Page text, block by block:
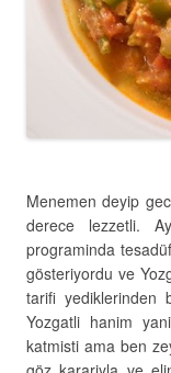
Menemen deyip
derece lezzetli.
programinda
gösteriyordu ve
tarifi yediklerinden
Yozgatli hanim
katmisti ama ben